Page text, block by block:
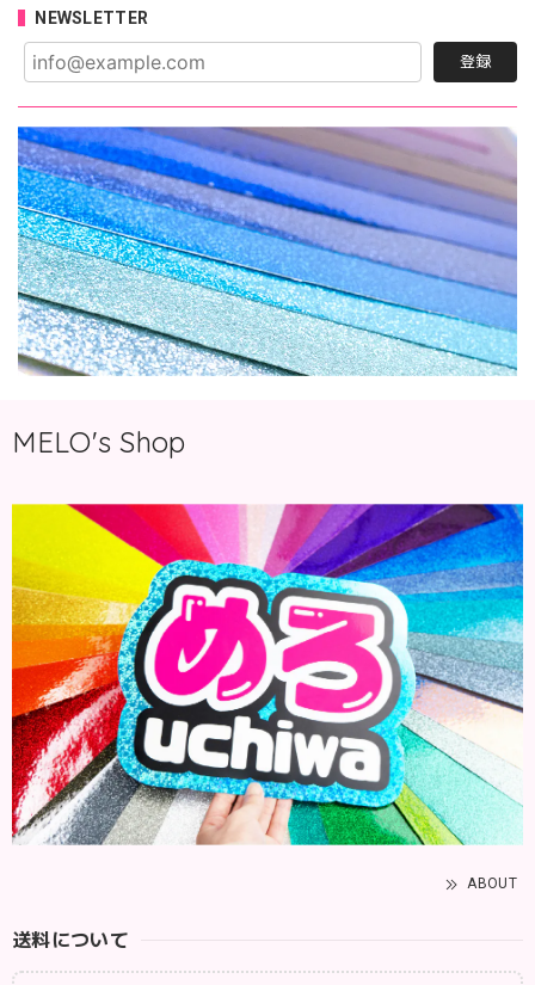
NEWSLETTER
登録
MELO's Shop
ABOUT
送料について